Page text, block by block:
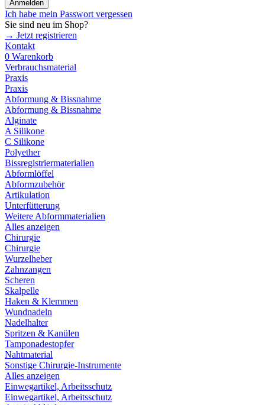
Anmelden
Ich habe mein Passwort vergessen
Sie sind neu im Shop?
→ Jetzt registrieren
Kontakt
0 Warenkorb
Verbrauchsmaterial
Praxis
Praxis
Abformung & Bissnahme
Abformung & Bissnahme
Alginate
A Silikone
C Silikone
Polyether
Bissregistriermaterialien
Abformlöffel
Abformzubehör
Artikulation
Unterfütterung
Weitere Abformmaterialien
Alles anzeigen
Chirurgie
Chirurgie
Wurzelheber
Zahnzangen
Scheren
Skalpelle
Haken & Klemmen
Wundnadeln
Nadelhalter
Spritzen & Kanülen
Tamponadestopfer
Nahtmaterial
Sonstige Chirurgie-Instrumente
Alles anzeigen
Einwegartikel, Arbeitsschutz
Einwegartikel, Arbeitsschutz